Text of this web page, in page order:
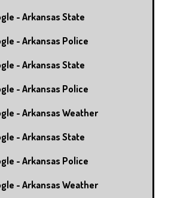
- Arkansas State
- Arkansas Police
- Arkansas State
- Arkansas Police
- Arkansas Weather
- Arkansas State
- Arkansas Police
- Arkansas Weather